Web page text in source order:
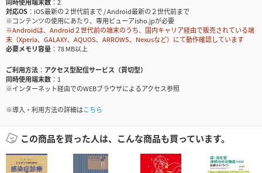
対応OS
iOS最新の２世代前まで / Android最新の２世代前まで
※コンテンツの使用にあたり、専用ビューアisho.jpが必要
※Androidは、Android２世代前の端末のうち、国内キャリア経由で販売されている端
末（Xperia、GALAXY、AQUOS、ARROWS、Nexusなど）にて動作確認しています
必要メモリ容量
78 MB以上
ご利用方法
アクセス型配信サービス（買切型）
同時使用端末数
1
※インターネット経由でのWEBブラウザによるアクセス参照
※導入・利用方法の詳細はこちら
この商品を買った人は、こんな商品も買っています。